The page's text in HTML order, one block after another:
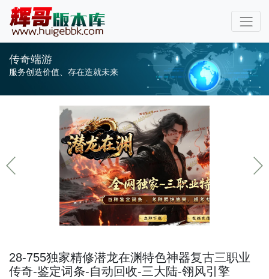
传奇端游
服务创造价值、存在造就未来
28-755独家精修潜龙在渊特色神器复古三职业
传奇-鉴定词条-自动回收-三大陆-翎风引擎